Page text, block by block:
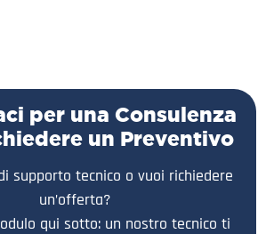
per una Consulenza
un Preventivo
supporto tecnico o vuoi richiedere
un’offerta?
qui sotto: un nostro tecnico ti